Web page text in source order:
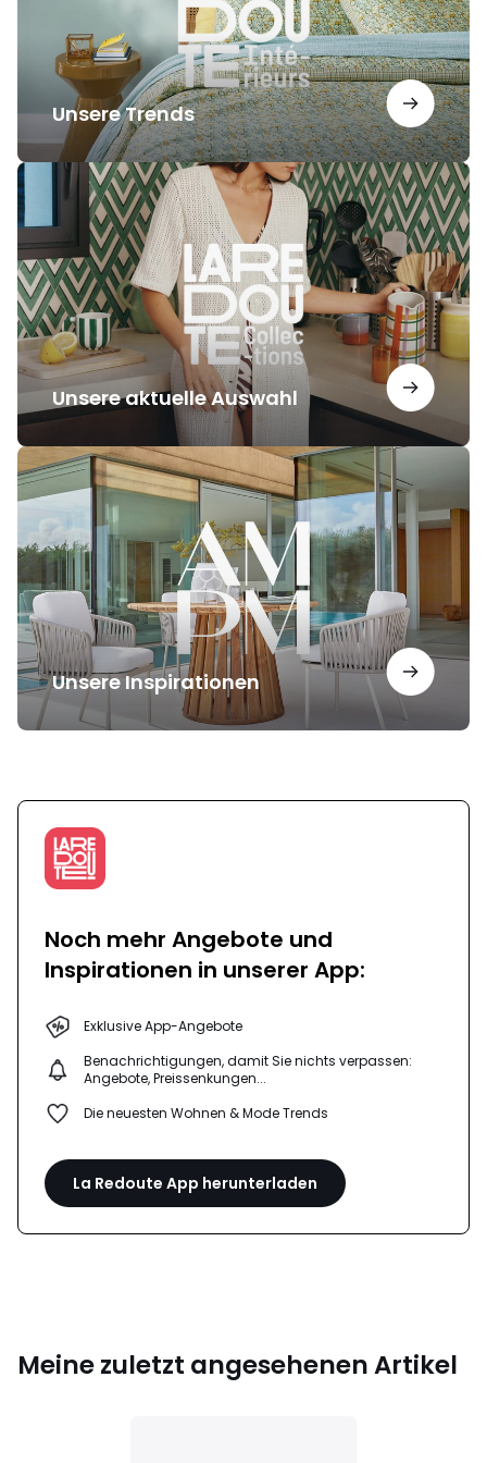
Unsere Trends
Unsere aktuelle Auswahl
Unsere
aktuelle
Auswahl
Unsere Inspirationen
Unsere
Inspirationen
Noch mehr Angebote und
Inspirationen in unserer App:
Exklusive App-Angebote
Benachrichtigungen, damit Sie nichts verpassen:
Angebote, Preissenkungen...
Die neuesten Wohnen & Mode Trends
La Redoute App herunterladen
Meine zuletzt angesehenen Artikel